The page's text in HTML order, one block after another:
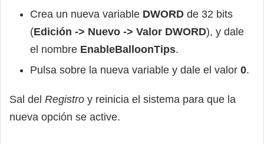
Crea un nueva variable DWORD de 32 bits
(Edición -> Nuevo -> Valor DWORD), y dale
el nombre EnableBalloonTips.
Pulsa sobre la nueva variable y dale el valor 0.
Sal del Registro y reinicia el sistema para que la
nueva opción se active.